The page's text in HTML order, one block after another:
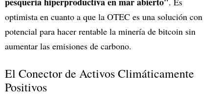
optimista en cuanto a que la OTEC es una solución con
potencial para hacer rentable la minería de bitcoin sin
aumentar las emisiones de carbono.
El Conector de Activos Climáticamente
Positivos